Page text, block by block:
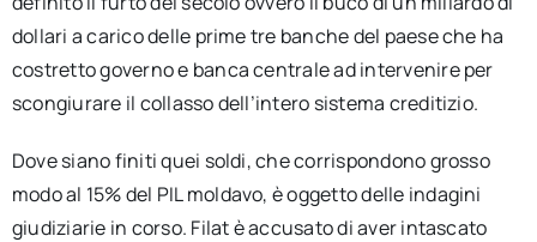
dollari a carico delle prime tre banche del paese che ha
costretto governo e banca centrale ad intervenire per
scongiurare il collasso dell’intero sistema creditizio.
Dove siano finiti quei soldi, che corrispondono grosso
modo al 15% del PIL moldavo, è oggetto delle indagini
giudiziarie in corso. Filat è accusato di aver intascato